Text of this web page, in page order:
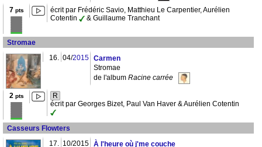
7 pts
écrit par Frédéric Savio, Matthieu Le Carpentier, Aurélien
Cotentin
& Guillaume Tranchant
Stromae
16. 04/2015 Carmen
Stromae
de l'album Racine carrée
2 pts
R
écrit par Georges Bizet, Paul Van Haver & Aurélien Cotentin
Casseurs Flowters
17. 10/2015 À l'heure où j'me couche